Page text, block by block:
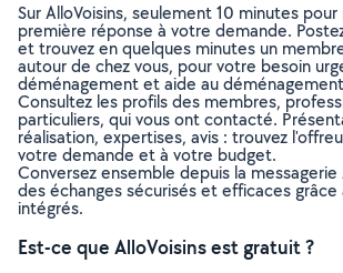
Sur AlloVoisins, seulement 10 minutes
première réponse à votre demande.
et trouvez en quelques minutes un
autour de chez vous, pour votre besoin
déménagement et aide au déménagement
Consultez les profils des membres,
particuliers, qui vous ont contacté.
réalisation, expertises, avis : trouvez
votre demande et à votre budget.
Conversez ensemble depuis la messagerie
des échanges sécurisés et efficaces grâce
intégrés.
Est-ce que AlloVoisins est gratuit ?